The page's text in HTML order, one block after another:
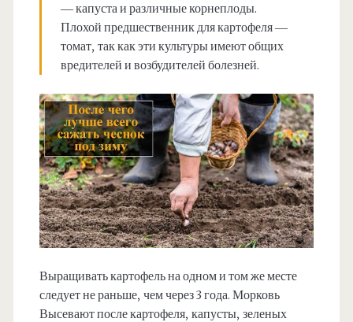
— капуста и различные корнеплоды.
Плохой предшественник для картофеля —
томат, так как эти культуры имеют общих
вредителей и возбудителей болезней.
Выращивать картофель на одном и том же месте
следует не раньше, чем через 3 года. Морковь
Высевают после картофеля, капусты, зеленых